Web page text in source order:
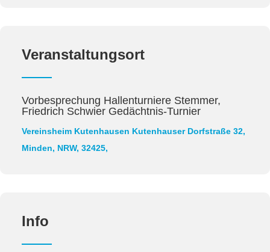
Veranstaltungsort
Vorbesprechung Hallenturniere Stemmer,
Friedrich Schwier Gedächtnis-Turnier
Vereinsheim Kutenhausen Kutenhauser Dorfstraße 32,
Minden, NRW, 32425,
Info